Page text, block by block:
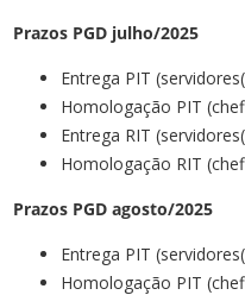
Prazos PGD julho/2025
Entrega PIT
Homologação PIT
Entrega RIT
Homologação RIT
Prazos PGD agosto/2025
Entrega PIT
Homologação PIT